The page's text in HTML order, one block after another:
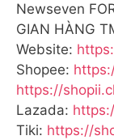
Newseven
GIAN HÀNG
Website:
Shopee:
https://
Lazada:
Tiki: https://